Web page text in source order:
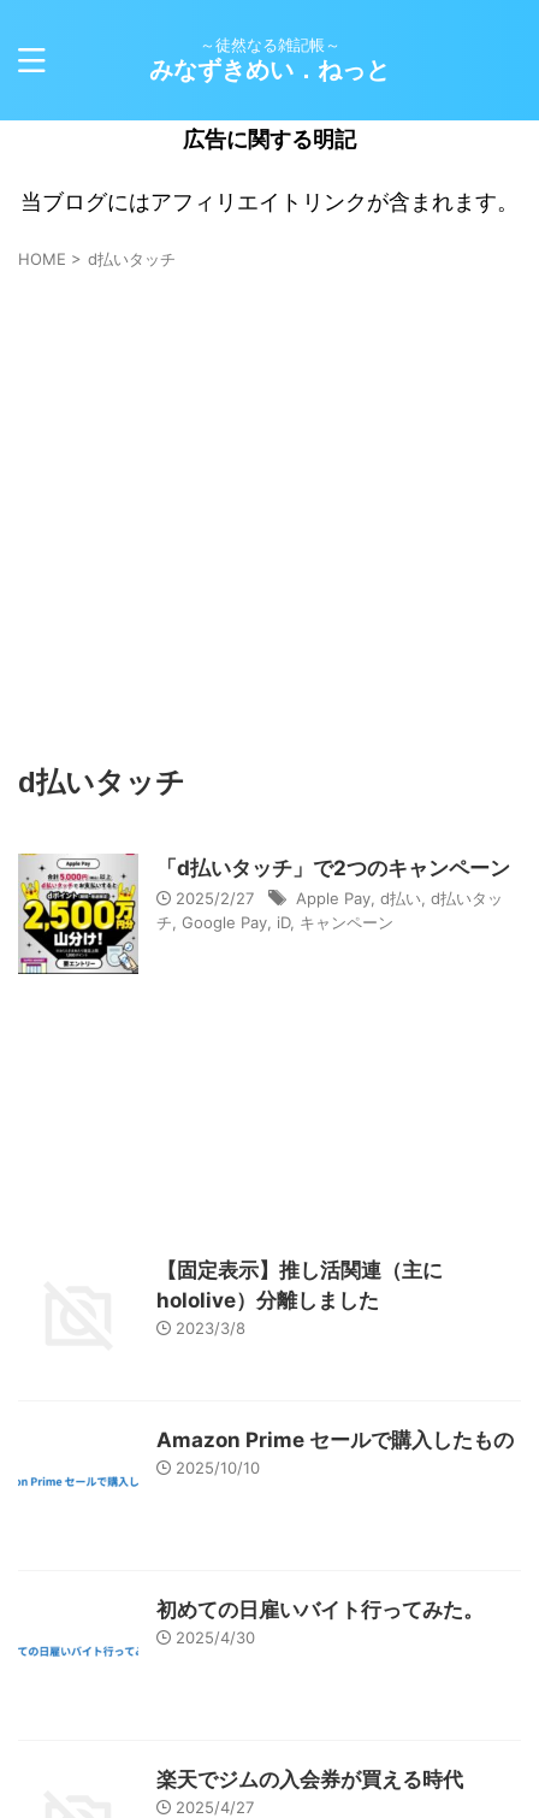
～徒然なる雑記帳～
みなずきめい．ねっと
広告に関する明記
当ブログにはアフィリエイトリンクが含まれます。
HOME > d払いタッチ
d払いタッチ
「d払いタッチ」で2つのキャンペーン
2025/2/27 Apple Pay d払い d払いタッ
チ Google Pay iD, キャンペーン
【固定表示】推し活関連（主に
hololive）分離しました
2023/3/8
Amazon Prime セールで購入したもの
2025/10/10
初めての日雇いバイト行ってみた。
2025/4/30
楽天でジムの入会券が買える時代
2025/4/27